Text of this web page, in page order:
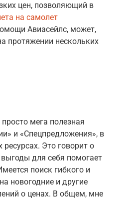
цен, позволяющий в
на самолет
Авиасейлс, может,
протяжении нескольких
мега полезная
и «Спецпредложения», в
Это говорит о
для себя помогает
поиск гибкого и
новогодние и другие
о ценах. В общем, мне